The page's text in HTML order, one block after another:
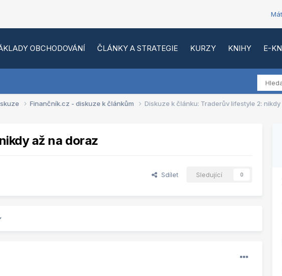
OBCHODOVÁNÍ ČLÁNKY A STRATEGIE KURZY KNIHY E-
Finančník.cz - diskuze k článkům Diskuze k článku: Traderův lifestyle 2:
až na doraz
Sdílet Sledující 0